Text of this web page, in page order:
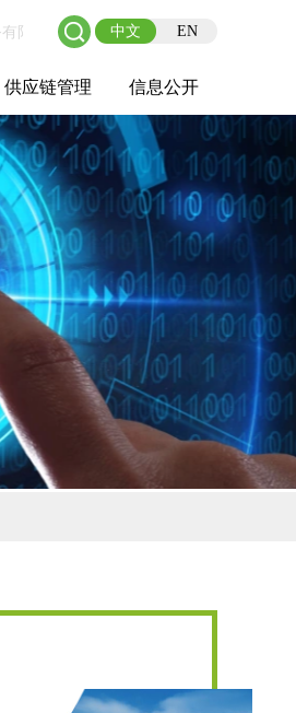
中文 EN
供应链管理
供应链介绍
供应链合作
信息公开
基本信息
管理架构
人事薪酬
经营成果
重大事项